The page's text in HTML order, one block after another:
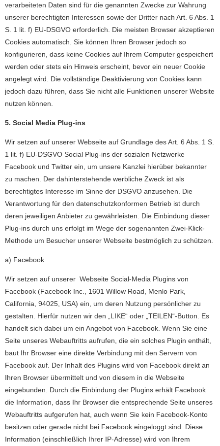
verarbeiteten Daten sind für die genannten Zwecke zur Wahrung
unserer berechtigten Interessen sowie der Dritter nach Art. 6 Abs. 1
S. 1 lit. f) EU-DSGVO erforderlich. Die meisten Browser akzeptieren
Cookies automatisch. Sie können Ihren Browser jedoch so
konfigurieren, dass keine Cookies auf Ihrem Computer gespeichert
werden oder stets ein Hinweis erscheint, bevor ein neuer Cookie
angelegt wird. Die vollständige Deaktivierung von Cookies kann
jedoch dazu führen, dass Sie nicht alle Funktionen unserer Website
nutzen können.
5. Social Media Plug-ins
Wir setzen auf unserer Webseite auf Grundlage des Art. 6 Abs. 1 S.
1 lit. f) EU-DSGVO Social Plug-ins der sozialen Netzwerke
Facebook und Twitter ein, um unsere Kanzlei hierüber bekannter
zu machen. Der dahinterstehende werbliche Zweck ist als
berechtigtes Interesse im Sinne der DSGVO anzusehen. Die
Verantwortung für den datenschutzkonformen Betrieb ist durch
deren jeweiligen Anbieter zu gewährleisten. Die Einbindung dieser
Plug-ins durch uns erfolgt im Wege der sogenannten Zwei-Klick-
Methode um Besucher unserer Webseite bestmöglich zu schützen.
a) Facebook
Wir setzen auf unserer Webseite Social-Media Plugins von
Facebook (Facebook Inc., 1601 Willow Road, Menlo Park,
California, 94025, USA) ein, um deren Nutzung persönlicher zu
gestalten. Hierfür nutzen wir den „LIKE“ oder „TEILEN“-Button. Es
handelt sich dabei um ein Angebot von Facebook. Wenn Sie eine
Seite unseres Webauftritts aufrufen, die ein solches Plugin enthält,
baut Ihr Browser eine direkte Verbindung mit den Servern von
Facebook auf. Der Inhalt des Plugins wird von Facebook direkt an
Ihren Browser übermittelt und von diesem in die Webseite
eingebunden. Durch die Einbindung der Plugins erhält Facebook
die Information, dass Ihr Browser die entsprechende Seite unseres
Webauftritts aufgerufen hat, auch wenn Sie kein Facebook-Konto
besitzen oder gerade nicht bei Facebook eingeloggt sind. Diese
Information (einschließlich Ihrer IP-Adresse) wird von Ihrem